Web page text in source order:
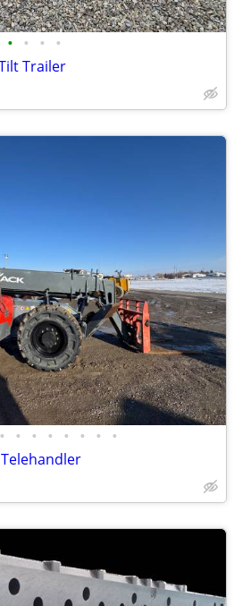
• • • •
Trailer
• • • • • • • •
Telehandler